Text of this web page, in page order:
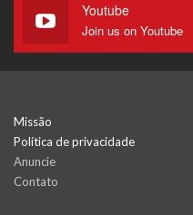
Youtube
Join us on Youtube
Missão
Política de privacidade
Anuncie
Contato